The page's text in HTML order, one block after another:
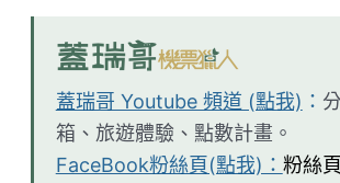
蓋瑞哥 Youtube 頻道 (點我) ：
箱、旅遊體驗、點數計畫。
FaceBook粉絲頁(點我)： 粉絲